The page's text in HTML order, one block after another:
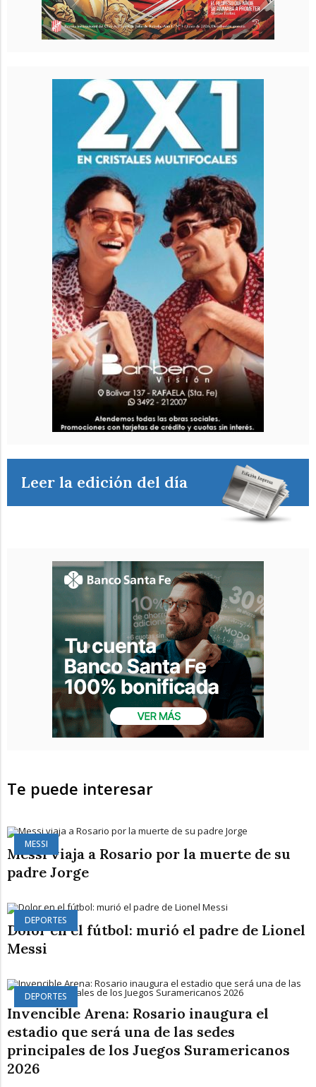
Leer la edición del día
Te puede interesar
MESSI
Messi viaja a Rosario por la muerte de su
padre Jorge
DEPORTES
Dolor en el fútbol: murió el padre de Lionel
Messi
DEPORTES
Invencible Arena: Rosario inaugura el
estadio que será una de las sedes
principales de los Juegos Suramericanos
2026